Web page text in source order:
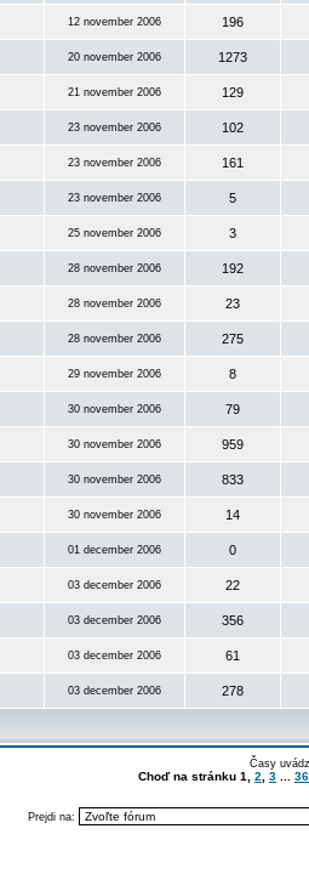
12 november 2006 196
20 november 2006 1273
21 november 2006 129
23 november 2006 102
23 november 2006 161
23 november 2006 5
25 november 2006 3
28 november 2006 192
28 november 2006 23
28 november 2006 275
29 november 2006 8
30 november 2006 79
30 november 2006 959
30 november 2006 833
30 november 2006 14
01 december 2006 0
03 december 2006 22
03 december 2006 356
03 december 2006 61
03 december 2006 278
Časy
Choď na stránku 1 2 3
Prejdi na: